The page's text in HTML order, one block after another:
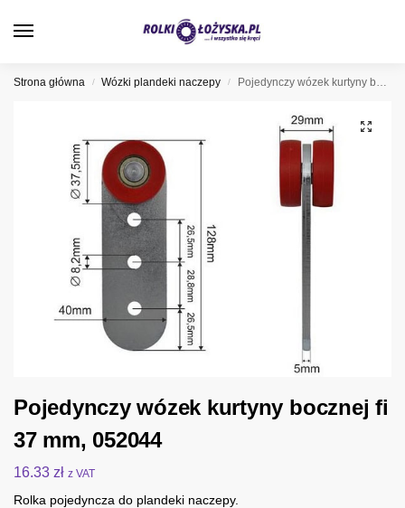
Strona główna / Wózki plandeki naczepy / Pojedynczy wózek kurtyny bocznej fi 37 mm, 052044
Pojedynczy wózek kurtyny bocznej fi
37 mm, 052044
16.33 zł z VAT
Rolka pojedyncza do plandeki naczepy.